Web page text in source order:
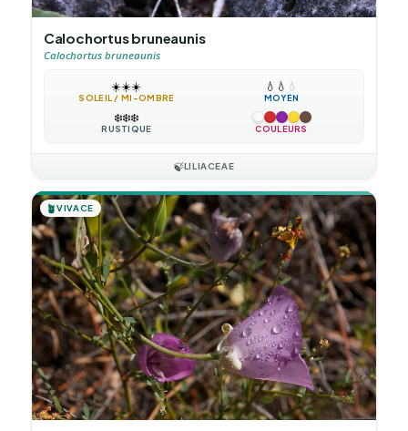
Calochortus bruneaunis
Calochortus bruneaunis
☀️☀️☀️
SOLEIL / MI-OMBRE
💧 💧 💧
MOYEN
❄️❄️❄️
RUSTIQUE COULEURS
🍃LILIACEAE
🪴VIVACE